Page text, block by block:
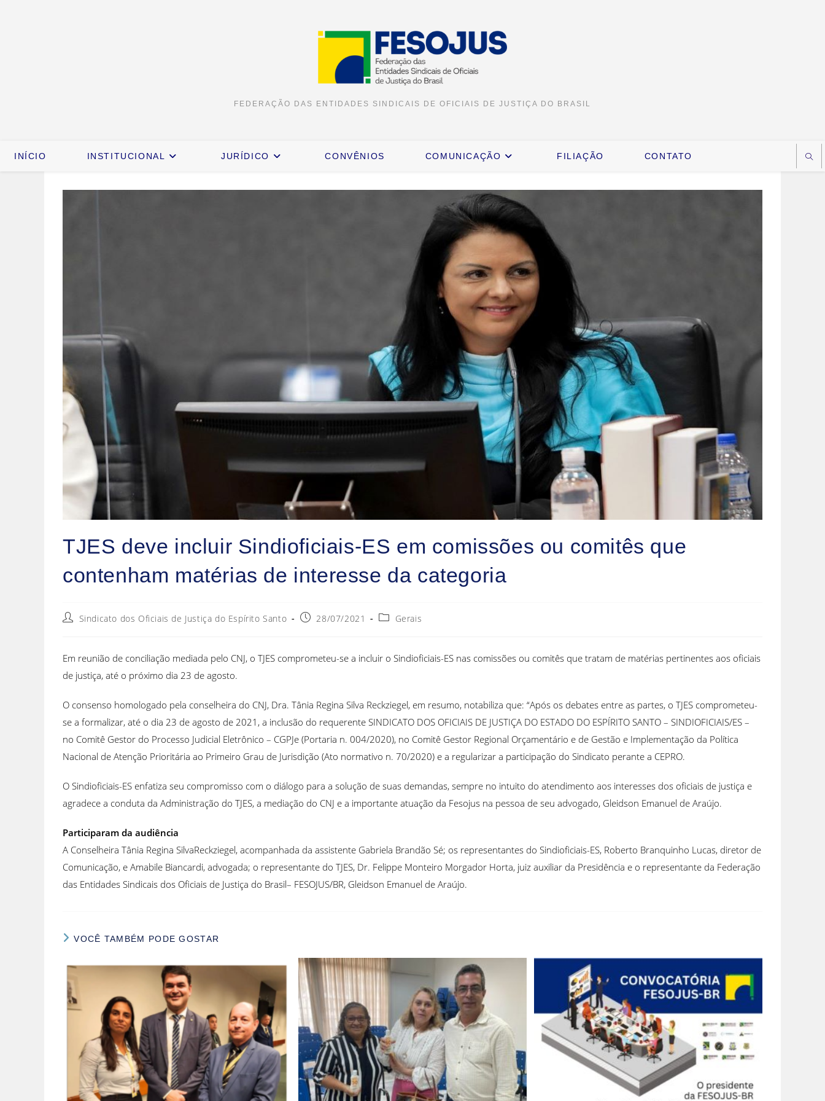
FEDERAÇÃO DAS ENTIDADES SINDICAIS DE OFICIAIS DE JUSTIÇA DO BRASIL
INÍCIO INSTITUCIONAL JURÍDICO CONVÊNIOS COMUNICAÇÃO FILIAÇÃO CONTATO
TJES deve incluir Sindioficiais-ES em comissões ou comitês que
contenham matérias de interesse da categoria
Sindicato dos Oficiais de Justiça do Espírito Santo 28/07/2021 Gerais
Em reunião de conciliação mediada pelo CNJ, o TJES comprometeu-se a incluir o Sindioficiais-ES nas comissões ou comitês que tratam de matérias pertinentes aos oficiais
de justiça, até o próximo dia 23 de agosto.
O consenso homologado pela conselheira do CNJ, Dra. Tânia Regina Silva Reckziegel, em resumo, notabiliza que: “Após os debates entre as partes, o TJES comprometeu-
se a formalizar, até o dia 23 de agosto de 2021, a inclusão do requerente SINDICATO DOS OFICIAIS DE JUSTIÇA DO ESTADO DO ESPÍRITO SANTO – SINDIOFICIAIS/ES –
no Comitê Gestor do Processo Judicial Eletrônico – CGPJe (Portaria n. 004/2020), no Comitê Gestor Regional Orçamentário e de Gestão e Implementação da Política
Nacional de Atenção Prioritária ao Primeiro Grau de Jurisdição (Ato normativo n. 70/2020) e a regularizar a participação do Sindicato perante a CEPRO.
O Sindioficiais-ES enfatiza seu compromisso com o diálogo para a solução de suas demandas, sempre no intuito do atendimento aos interesses dos oficiais de justiça e
agradece a conduta da Administração do TJES, a mediação do CNJ e a importante atuação da Fesojus na pessoa de seu advogado, Gleidson Emanuel de Araújo.
Participaram da audiência
A Conselheira Tânia Regina SilvaReckziegel, acompanhada da assistente Gabriela Brandão Sé; os representantes do Sindioficiais-ES, Roberto Branquinho Lucas, diretor de
Comunicação, e Amabile Biancardi, advogada; o representante do TJES, Dr. Felippe Monteiro Morgador Horta, juiz auxiliar da Presidência e o representante da Federação
das Entidades Sindicais dos Oficiais de Justiça do Brasil– FESOJUS/BR, Gleidson Emanuel de Araújo.
VOCÊ TAMBÉM PODE GOSTAR